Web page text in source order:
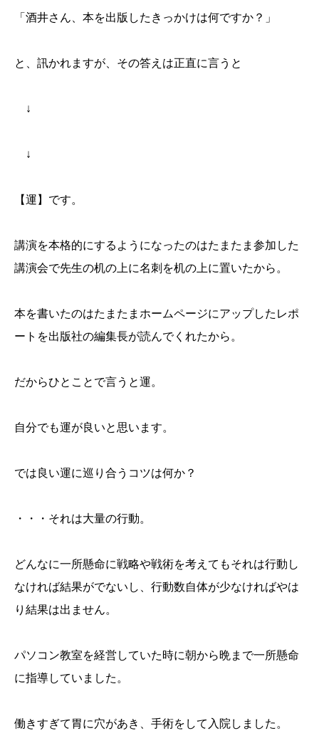
「酒井さん、本を出版したきっかけは何ですか？」
と、訊かれますが、その答えは正直に言うと
↓
↓
【運】です。
講演を本格的にするようになったのはたまたま参加した
講演会で先生の机の上に名刺を机の上に置いたから。
本を書いたのはたまたまホームページにアップしたレポ
ートを出版社の編集長が読んでくれたから。
だからひとことで言うと運。
自分でも運が良いと思います。
では良い運に巡り合うコツは何か？
・・・それは大量の行動。
どんなに一所懸命に戦略や戦術を考えてもそれは行動し
なければ結果がでないし、行動数自体が少なければやは
り結果は出ません。
パソコン教室を経営していた時に朝から晩まで一所懸命
に指導していました。
働きすぎて胃に穴があき、手術をして入院しました。